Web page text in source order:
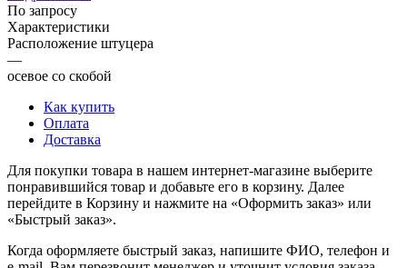
По запросу
Характеристики
Расположение штуцера
—
осевое со скобой
Как купить
Оплата
Доставка
Для покупки товара в нашем интернет-магазине выберите
понравившийся товар и добавьте его в корзину. Далее
перейдите в Корзину и нажмите на «Оформить заказ» или
«Быстрый заказ».
Когда оформляете быстрый заказ, напишите ФИО, телефон и